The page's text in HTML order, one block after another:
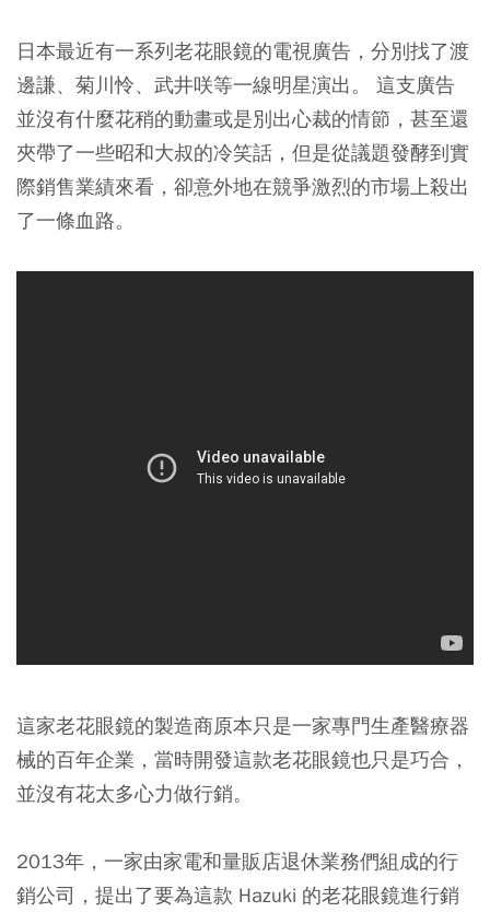
日本最近有一系列老花眼鏡的電視廣告，分別找了渡
邊謙、菊川怜、武井咲等一線明星演出。 這支廣告
並沒有什麼花稍的動畫或是別出心裁的情節，甚至還
夾帶了一些昭和大叔的冷笑話，但是從議題發酵到實
際銷售業績來看，卻意外地在競爭激烈的市場上殺出
了一條血路。
這家老花眼鏡的製造商原本只是一家專門生產醫療器
械的百年企業，當時開發這款老花眼鏡也只是巧合，
並沒有花太多心力做行銷。
2013年，一家由家電和量販店退休業務們組成的行
銷公司，提出了要為這款 Hazuki 的老花眼鏡進行銷